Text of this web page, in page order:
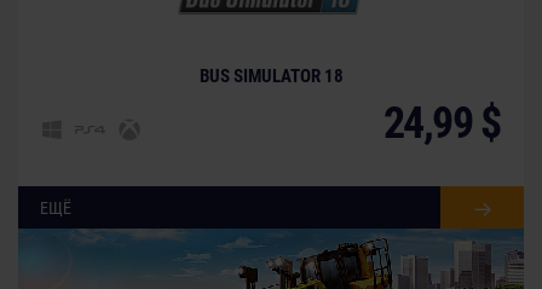
BUS SIMULATOR 18
24,99 $
ЕЩЁ